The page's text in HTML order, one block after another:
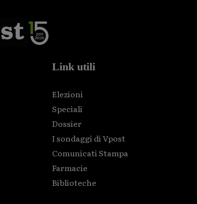
Link utili
Elezioni
Speciali
Dossier
I sondaggi di Vpost
Comunicati Stampa
Farmacie
Biblioteche